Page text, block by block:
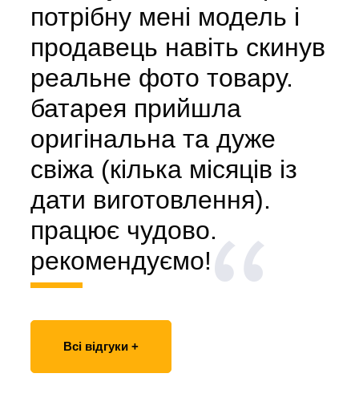
потрібну мені модель і
продавець навіть скинув
реальне фото товару.
батарея прийшла
оригінальна та дуже
свіжа (кілька місяців із
дати виготовлення).
працює чудово.
рекомендуємо!
Всі відгуки +